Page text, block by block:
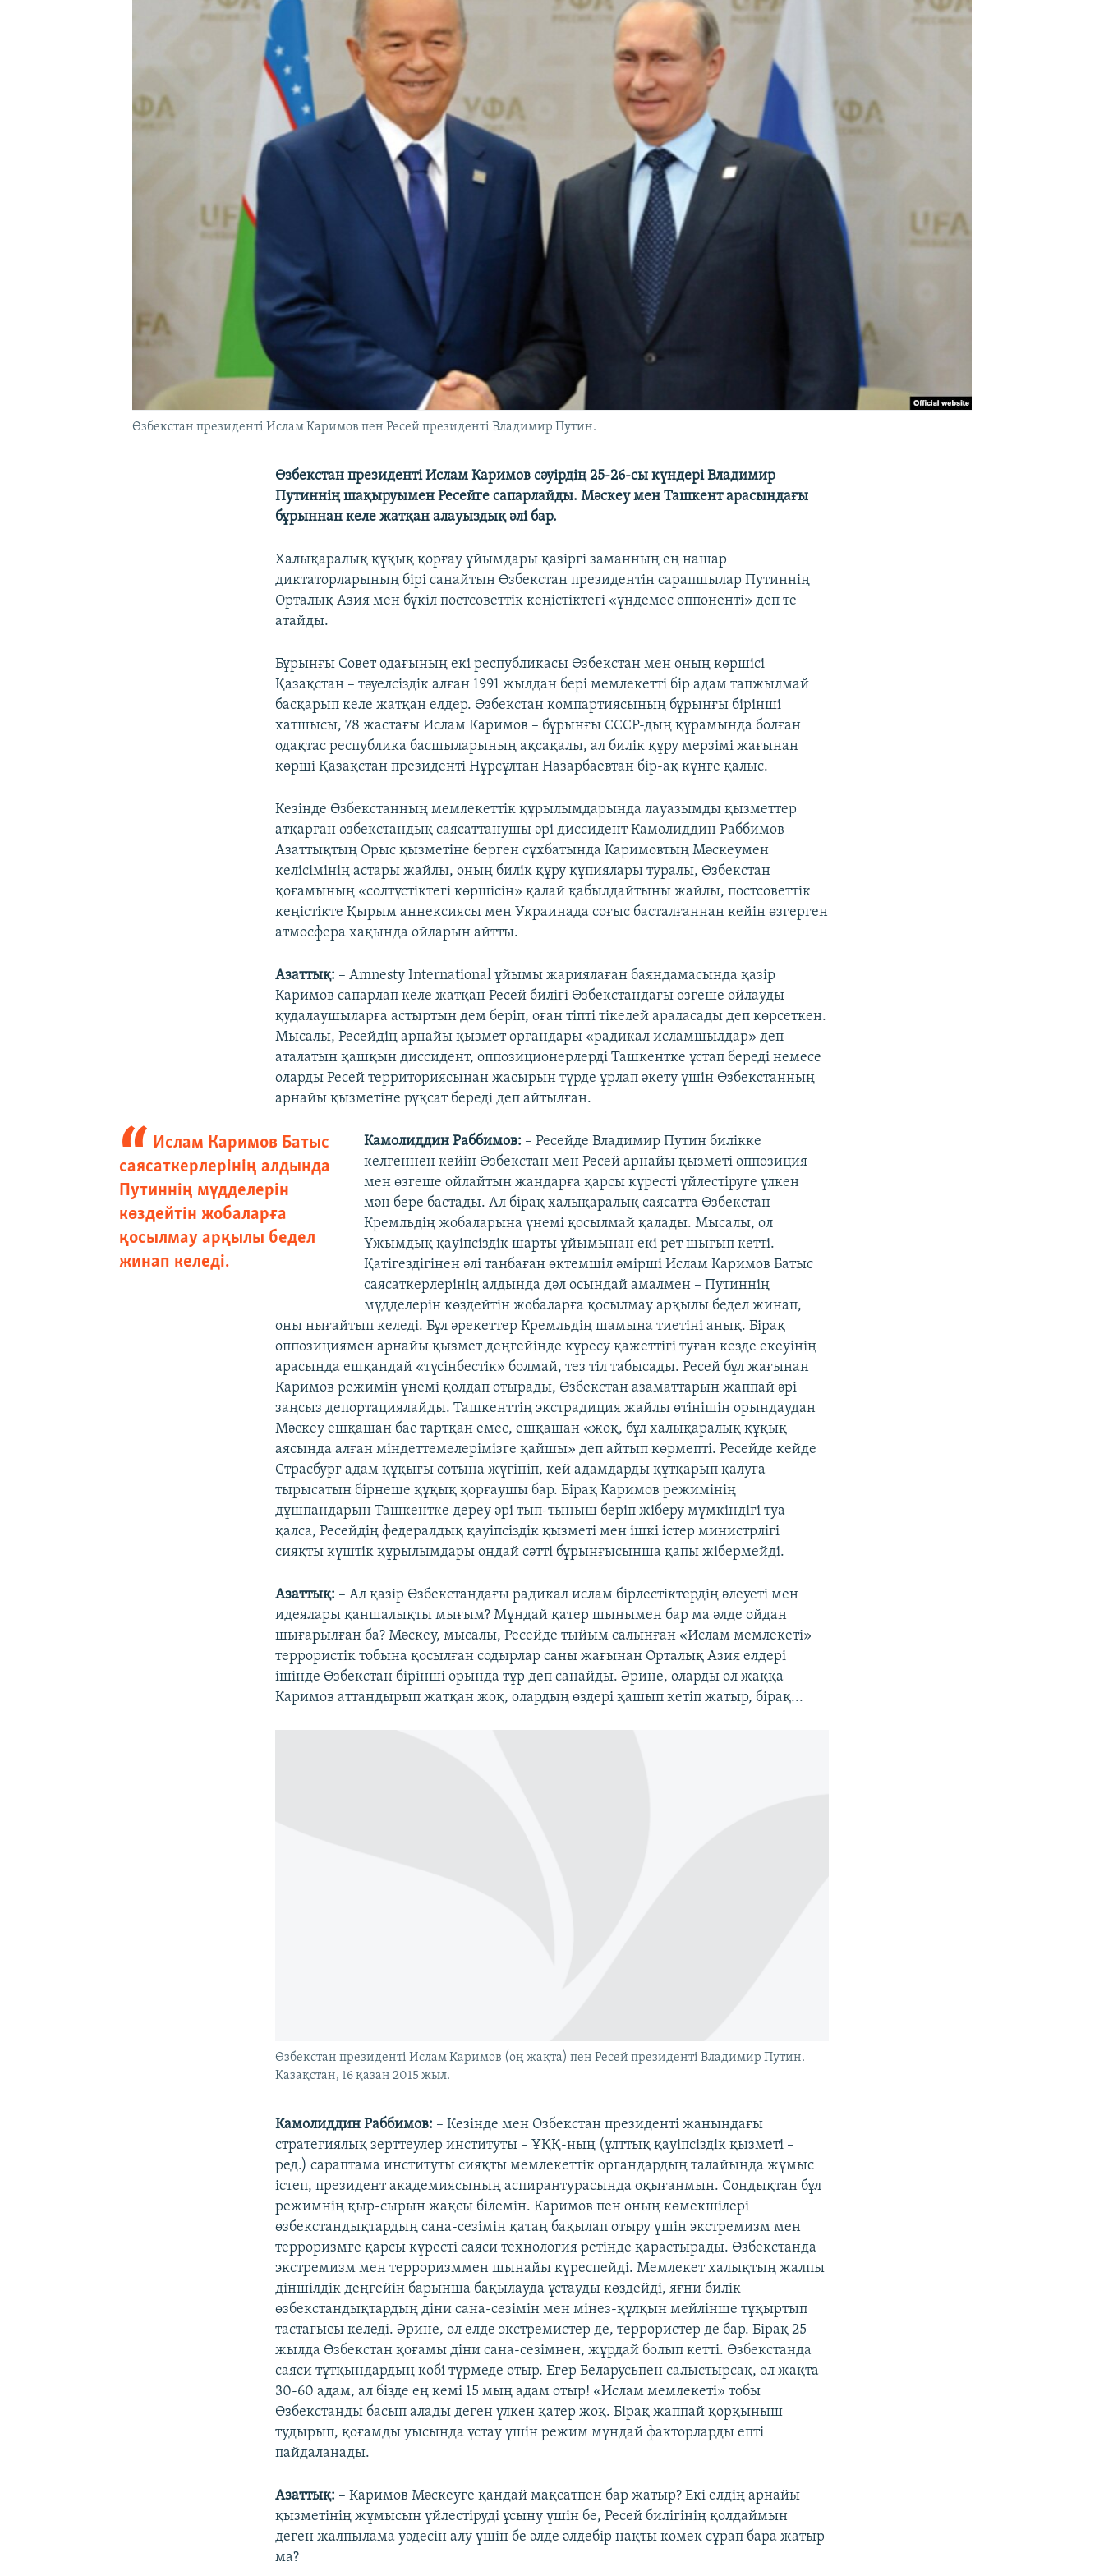
Өзбекстан президенті Ислам Каримов пен Ресей президенті Владимир Путин.
Өзбекстан президенті Ислам Каримов сәуірдің 25-26-сы күндері Владимир
Путиннің шақыруымен Ресейге сапарлайды. Мәскеу мен Ташкент арасындағы
бұрыннан келе жатқан алауыздық әлі бар.
Халықаралық құқық қорғау ұйымдары қазіргі заманның ең нашар
диктаторларының бірі санайтын Өзбекстан президентін сарапшылар Путиннің
Орталық Азия мен бүкіл постсоветтік кеңістіктегі «үндемес оппоненті» деп те
атайды.
Бұрынғы Совет одағының екі республикасы Өзбекстан мен оның көршісі
Қазақстан – тәуелсіздік алған 1991 жылдан бері мемлекетті бір адам тапжылмай
басқарып келе жатқан елдер. Өзбекстан компартиясының бұрынғы бірінші
хатшысы, 78 жастағы Ислам Каримов – бұрынғы СССР-дың құрамында болған
одақтас республика басшыларының ақсақалы, ал билік құру мерзімі жағынан
көрші Қазақстан президенті Нұрсұлтан Назарбаевтан бір-ақ күнге қалыс.
Кезінде Өзбекстанның мемлекеттік құрылымдарында лауазымды қызметтер
атқарған өзбекстандық саясаттанушы әрі диссидент Камолиддин Раббимов
Азаттықтың Орыс қызметіне берген сұхбатында Каримовтың Мәскеумен
келісімінің астары жайлы, оның билік құру құпиялары туралы, Өзбекстан
қоғамының «солтүстіктегі көршісін» қалай қабылдайтыны жайлы, постсоветтік
кеңістікте Қырым аннексиясы мен Украинада соғыс басталғаннан кейін өзгерген
атмосфера хақында ойларын айтты.
Азаттық: – Amnesty International ұйымы жариялаған баяндамасында қазір
Каримов сапарлап келе жатқан Ресей билігі Өзбекстандағы өзгеше ойлауды
қудалаушыларға астыртын дем беріп, оған тіпті тікелей араласады деп көрсеткен.
Мысалы, Ресейдің арнайы қызмет органдары «радикал исламшылдар» деп
аталатын қашқын диссидент, оппозиционерлерді Ташкентке ұстап береді немесе
оларды Ресей территориясынан жасырын түрде ұрлап әкету үшін Өзбекстанның
арнайы қызметіне рұқсат береді деп айтылған.
Ислам Каримов Батыс
саясаткерлерінің алдында
Путиннің мүдделерін
көздейтін жобаларға
қосылмау арқылы бедел
жинап келеді.
Камолиддин Раббимов: – Ресейде Владимир Путин билікке
келгеннен кейін Өзбекстан мен Ресей арнайы қызметі оппозиция
мен өзгеше ойлайтын жандарға қарсы күресті үйлестіруге үлкен
мән бере бастады. Ал бірақ халықаралық саясатта Өзбекстан
Кремльдің жобаларына үнемі қосылмай қалады. Мысалы, ол
Ұжымдық қауіпсіздік шарты ұйымынан екі рет шығып кетті.
Қатігездігінен әлі танбаған өктемшіл әмірші Ислам Каримов Батыс
саясаткерлерінің алдында дәл осындай амалмен – Путиннің
мүдделерін көздейтін жобаларға қосылмау арқылы бедел жинап,
оны нығайтып келеді. Бұл әрекеттер Кремльдің шамына тиетіні анық. Бірақ
оппозициямен арнайы қызмет деңгейінде күресу қажеттігі туған кезде екеуінің
арасында ешқандай «түсінбестік» болмай, тез тіл табысады. Ресей бұл жағынан
Каримов режимін үнемі қолдап отырады, Өзбекстан азаматтарын жаппай әрі
заңсыз депортациялайды. Ташкенттің экстрадиция жайлы өтінішін орындаудан
Мәскеу ешқашан бас тартқан емес, ешқашан «жоқ, бұл халықаралық құқық
аясында алған міндеттемелерімізге қайшы» деп айтып көрмепті. Ресейде кейде
Страсбург адам құқығы сотына жүгініп, кей адамдарды құтқарып қалуға
тырысатын бірнеше құқық қорғаушы бар. Бірақ Каримов режимінің
дұшпандарын Ташкентке дереу әрі тып-тыныш беріп жіберу мүмкіндігі туа
қалса, Ресейдің федералдық қауіпсіздік қызметі мен ішкі істер министрлігі
сияқты күштік құрылымдары ондай сәтті бұрынғысынша қапы жібермейді.
Азаттық: – Ал қазір Өзбекстандағы радикал ислам бірлестіктердің әлеуеті мен
идеялары қаншалықты мығым? Мұндай қатер шынымен бар ма әлде ойдан
шығарылған ба? Мәскеу, мысалы, Ресейде тыйым салынған «Ислам мемлекеті»
террористік тобына қосылған содырлар саны жағынан Орталық Азия елдері
ішінде Өзбекстан бірінші орында тұр деп санайды. Әрине, оларды ол жаққа
Каримов аттандырып жатқан жоқ, олардың өздері қашып кетіп жатыр, бірақ...​
Өзбекстан президенті Ислам Каримов (оң жақта) пен Ресей президенті Владимир Путин.
Қазақстан, 16 қазан 2015 жыл.
Камолиддин Раббимов: – Кезінде мен Өзбекстан президенті жанындағы
стратегиялық зерттеулер институты – ҰҚҚ-ның (ұлттық қауіпсіздік қызметі –
ред.) сараптама институты сияқты мемлекеттік органдардың талайында жұмыс
істеп, президент академиясының аспирантурасында оқығанмын. Сондықтан бұл
режимнің қыр-сырын жақсы білемін. Каримов пен оның көмекшілері
өзбекстандықтардың сана-сезімін қатаң бақылап отыру үшін экстремизм мен
терроризмге қарсы күресті саяси технология ретінде қарастырады. Өзбекстанда
экстремизм мен терроризммен шынайы күреспейді. Мемлекет халықтың жалпы
діншілдік деңгейін барынша бақылауда ұстауды көздейді, яғни билік
өзбекстандықтардың діни сана-сезімін мен мінез-құлқын мейлінше тұқыртып
тастағысы келеді. Әрине, ол елде экстремистер де, террористер де бар. Бірақ 25
жылда Өзбекстан қоғамы діни сана-сезімнен, жұрдай болып кетті. Өзбекстанда
саяси тұтқындардың көбі түрмеде отыр. Егер Беларусьпен салыстырсақ, ол жақта
30-60 адам, ал бізде ең кемі 15 мың адам отыр! «Ислам мемлекеті» тобы
Өзбекстанды басып алады деген үлкен қатер жоқ. Бірақ жаппай қорқыныш
тудырып, қоғамды уысында ұстау үшін режим мұндай факторларды епті
пайдаланады.
Азаттық: – Каримов Мәскеуге қандай мақсатпен бар жатыр? Екі елдің арнайы
қызметінің жұмысын үйлестіруді ұсыну үшін бе, Ресей билігінің қолдаймын
деген жалпылама уәдесін алу үшін бе әлде әлдебір нақты көмек сұрап бара жатыр
ма?